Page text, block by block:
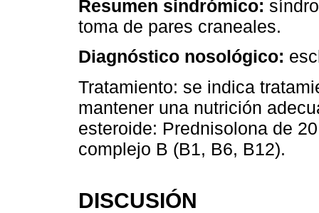
Resumen sindrómico:
toma de pares craneales.
Diagnóstico nosológico:
Tratamiento: se indica
mantener una nutrición
esteroide: Prednisolona de
complejo B (B1, B6, B12).
DISCUSIÓN